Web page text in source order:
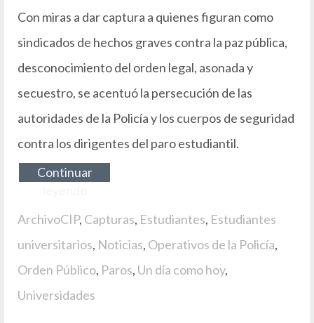
Con miras a dar captura a quienes figuran como
sindicados de hechos graves contra la paz pública,
desconocimiento del orden legal, asonada y
secuestro, se acentuó la persecución de las
autoridades de la Policía y los cuerpos de seguridad
contra los dirigentes del paro estudiantil.
Continuar
ArchivoCIP, Capturas, Estudiantes, Estudiantes
universitarios, Noticias, Operativos de la Policía,
Orden Público, Paros, Un día como hoy,
Universidades